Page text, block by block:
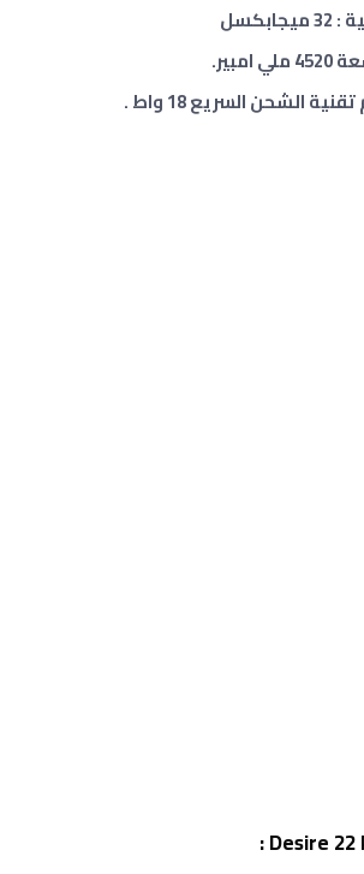
الشحن السريع 18 واط .